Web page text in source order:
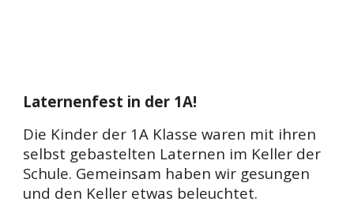
Laternenfest in der 1A!
Die Kinder der 1A Klasse waren mit ihren
selbst gebastelten Laternen im Keller der
Schule. Gemeinsam haben wir gesungen
und den Keller etwas beleuchtet.